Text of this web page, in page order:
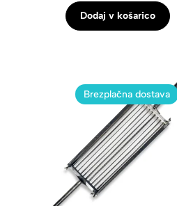
Dodaj v košarico
Brezplačna dostava